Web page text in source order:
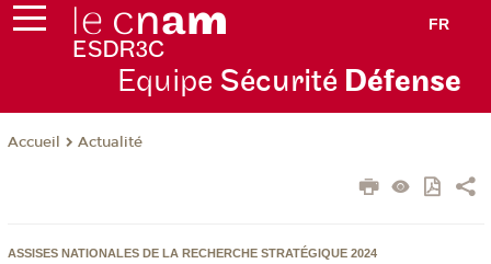
FR
Equipe Sécurité Défense
Accueil Actualité
ASSISES NATIONALES DE LA RECHERCHE STRATÉGIQUE 2024